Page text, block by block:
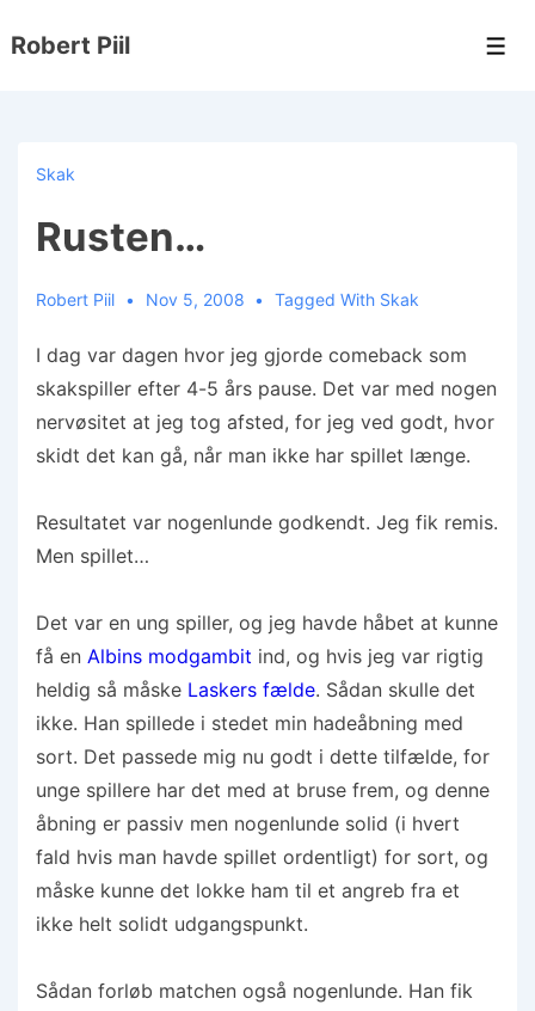
Hop
Robert Piil
Skak
Rusten…
Robert Piil Nov 5, 2008 Tagged With Skak
I dag var dagen hvor jeg gjorde comeback som
skakspiller efter 4-5 års pause. Det var med nogen
nervøsitet at jeg tog afsted, for jeg ved godt, hvor
skidt det kan gå, når man ikke har spillet længe.
Resultatet var nogenlunde godkendt. Jeg fik remis.
Men spillet…
Det var en ung spiller, og jeg havde håbet at kunne
få en Albins modgambit ind, og hvis jeg var rigtig
heldig så måske Laskers fælde. Sådan skulle det
ikke. Han spillede i stedet min hadeåbning med
sort. Det passede mig nu godt i dette tilfælde, for
unge spillere har det med at bruse frem, og denne
åbning er passiv men nogenlunde solid (i hvert
fald hvis man havde spillet ordentligt) for sort, og
måske kunne det lokke ham til et angreb fra et
ikke helt solidt udgangspunkt.
Sådan forløb matchen også nogenlunde. Han fik